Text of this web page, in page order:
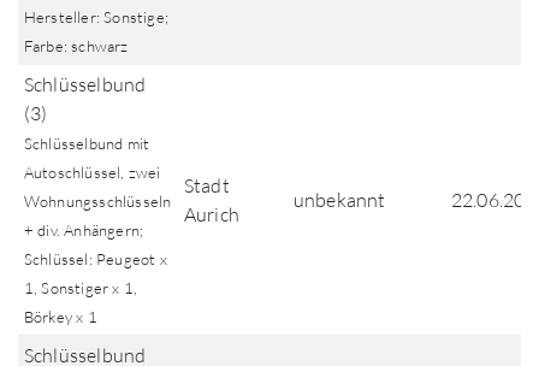
Hersteller: Sonstige;
Farbe: schwarz
Schlüsselbund
(3)
Schlüsselbund mit
Autoschlüssel, zwei
Wohnungsschlüsseln
+ div. Anhängern;
Schlüssel: Peugeot x
1, Sonstiger x 1,
Börkey x 1
Stadt
Aurich
unbekannt
Schlüsselbund